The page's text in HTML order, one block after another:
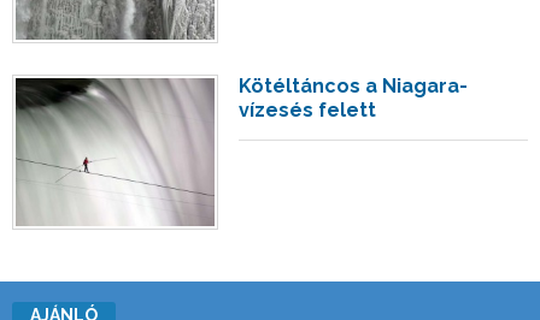
Kötéltáncos a Niagara-
vízesés felett
AJÁNLÓ